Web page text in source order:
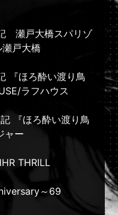
瀬戸大橋スパリゾ
戸大橋
『ほろ酔い渡り鳥
ラフハウス
『ほろ酔い渡り鳥
ャー
THRILL
～69